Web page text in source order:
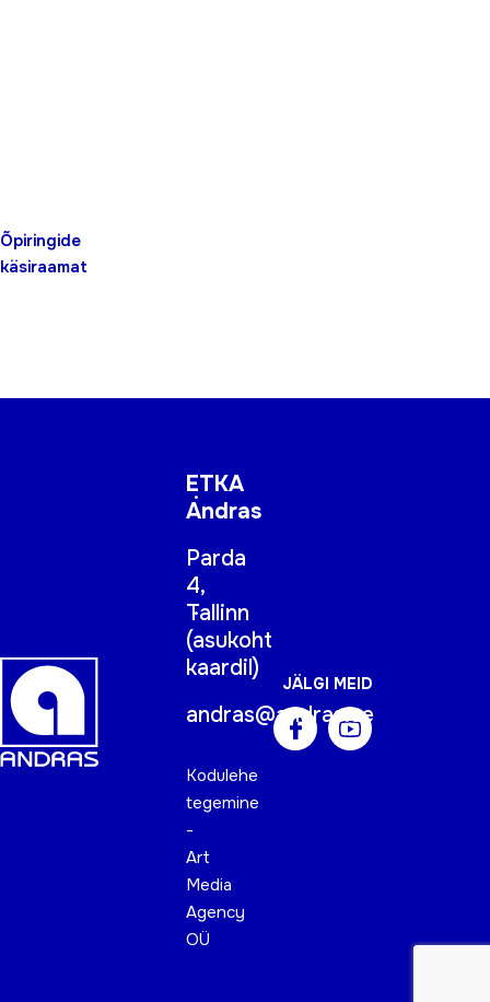
Õpiringide
käsiraamat
ETKA
Andras
Parda
4,
Tallinn
(asukoht
kaardil)
andras@andras.ee
Kodulehe
tegemine
-
Art
Media
Agency
OÜ
JÄLGI MEID